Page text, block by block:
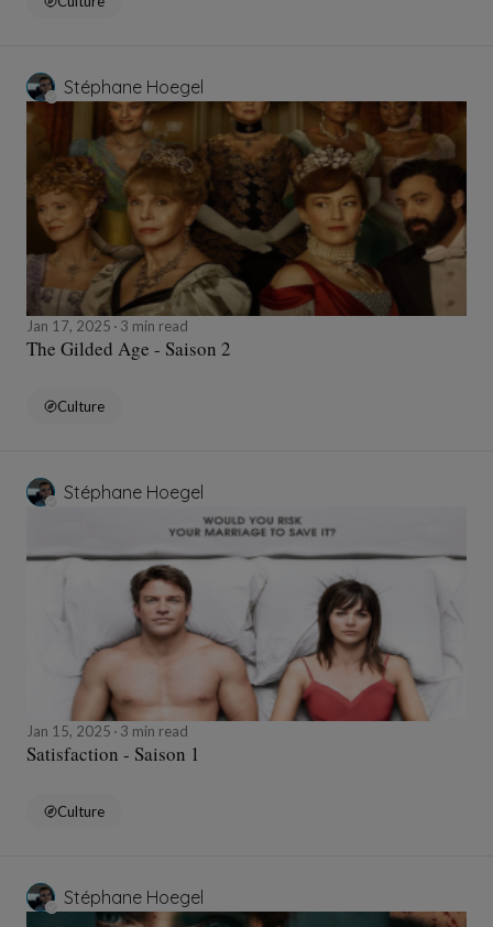
Stéphane Hoegel
Jan 17, 2025 3 min read
The Gilded Age - Saison 2
Culture
Stéphane Hoegel
Jan 15, 2025 3 min read
Satisfaction - Saison 1
Culture
Stéphane Hoegel